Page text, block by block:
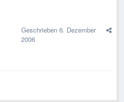
Geschrieben 6. Dezember
2006